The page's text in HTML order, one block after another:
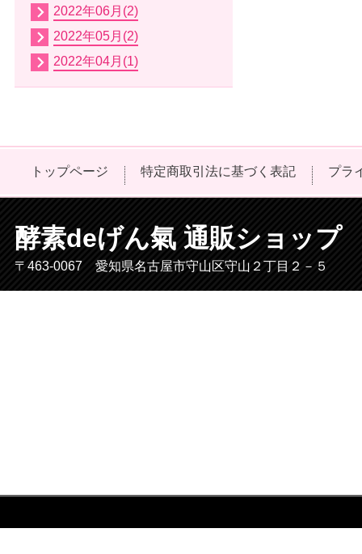
2022年06月(2)
2022年05月(2)
2022年04月(1)
トップページ 特定商取引法に基づく表記 プラ
酵素deげん氣 通販ショップ
〒463-0067 愛知県名古屋市守山区守山２丁目２－５